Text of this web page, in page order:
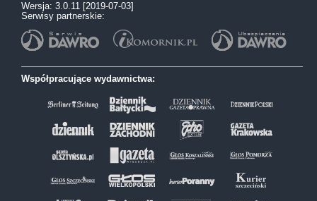
Wersja: 3.0.11 [2019-07-03]
Serwisy partnerskie:
Współpracujące wydawnictwa: